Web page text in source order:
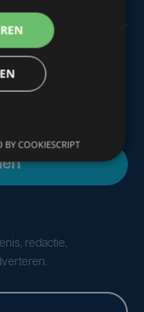
West-Vlamingen,
redactie,
BY COOKIESCRIPT